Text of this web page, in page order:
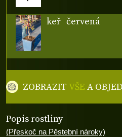
Popis rostliny
(Přeskoč na Pěstební nároky)
keř červená
ZOBRAZITVŠE A